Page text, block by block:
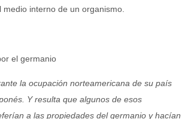
interno de un organismo.
el germanio
la ocupación norteamericana de su país
Y resulta que algunos de esos
a las propiedades del germanio y hacían